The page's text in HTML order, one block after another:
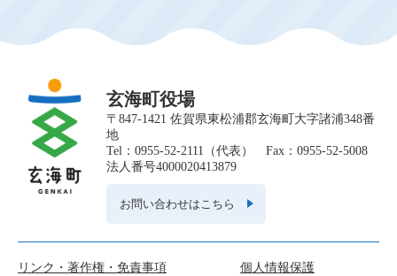
玄海町役場
〒847-1421 佐賀県東松浦郡玄海町大字諸浦348番
地
Tel：0955-52-2111（代表） Fax：0955-52-5008
法人番号4000020413879
お問い合わせはこちら
リンク・著作権・免責事項 個人情報保護